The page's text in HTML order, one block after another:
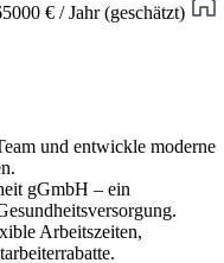
€ / Jahr (geschätzt)
und entwickle moderne
gGmbH – ein
Arbeitszeiten,